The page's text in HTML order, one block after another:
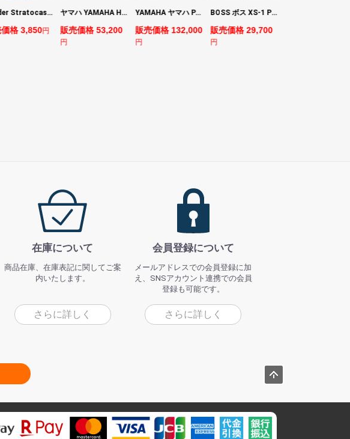
Fender Stratocaster Cutting Board カッティングボード（まな板）
格 3,850円
ヤマハ YAMAHA HS7 パワードスタジオモニタースピーカー×2本
販売価格 53,200
円
YAMAHA ヤマハ PACS+12M SB Pacifica Standard Plus パシフィカスタンダードプラス エレキギター
販売価格 132,000
円
BOSS ボス XS-1 Poly Shifter ギターエフェクター ピッチシフター
販売価格 29,700
円
在庫について
商品在庫、在庫表記に関してご案
内いたします。
さらに詳しく
会員登録について
メールアドレスでの会員登録に加
え、SNSアカウント連携での会員
登録も可能です。
さらに詳しく